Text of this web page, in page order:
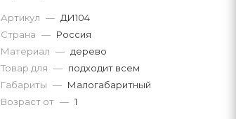
Артикул — ДИ104
Страна — Россия
Материал — дерево
Товар для — подходит всем
Габариты — Малогабаритный
Возраст от — 1